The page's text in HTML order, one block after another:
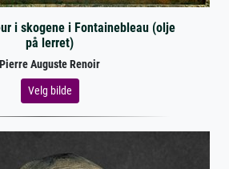
i skogene i Fontainebleau (olje
på lerret)
Pierre Auguste Renoir
Velg bilde